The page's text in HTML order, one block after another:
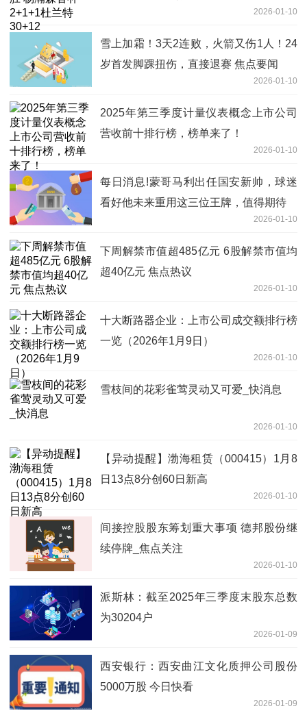
2026-01-10
雪上加霜！3天2连败，火箭又伤1人！24
岁首发脚踝扭伤，直接退赛 焦点要闻
2026-01-10
2025年第三季度计量仪表概念上市公司
营收前十排行榜，榜单来了！
2026-01-10
每日消息!蒙哥马利出任国安新帅，球迷
看好他未来重用这三位王牌，值得期待
2026-01-10
下周解禁市值超485亿元 6股解禁市值均
超40亿元 焦点热议
2026-01-10
十大断路器企业：上市公司成交额排行榜
一览（2026年1月9日）
2026-01-10
雪枝间的花彩雀莺灵动又可爱_快消息
2026-01-10
【异动提醒】渤海租赁（000415）1月8
日13点8分创60日新高
2026-01-10
间接控股股东筹划重大事项 德邦股份继
续停牌_焦点关注
2026-01-10
派斯林：截至2025年三季度末股东总数
为30204户
2026-01-09
西安银行：西安曲江文化质押公司股份
5000万股 今日快看
2026-01-09